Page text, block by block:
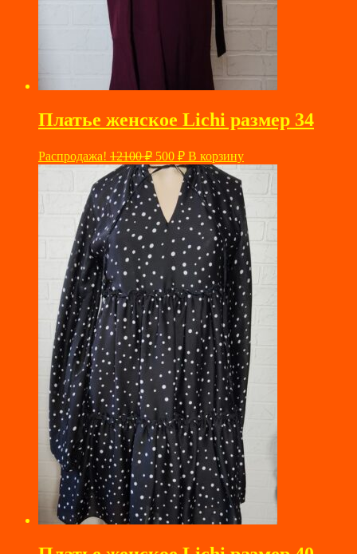
Платье женское Lichi размер 34
Распродажа! 12100₽ Первоначальная
цена
составляла
12100 ₽.
500 ₽Текущая
цена:
500 ₽.
В корзину